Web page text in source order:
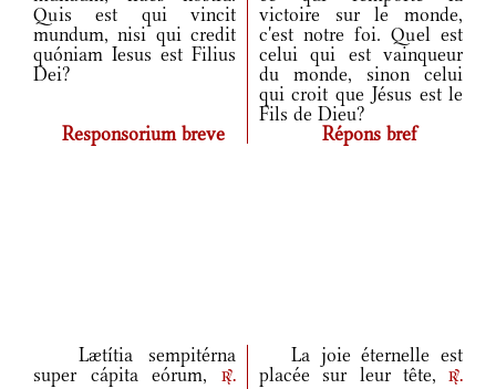
Quis est qui vincit
mundum, nisi qui credit
quóniam Iesus est Filius
Dei?
victoire sur le monde,
c'est notre foi. Quel est
celui qui est vainqueur
du monde, sinon celui
qui croit que Jésus est le
Fils de Dieu?
Responsorium breve
Répons bref
Lætítia sempitérna
super cápita eórum,
r.
La joie éternelle est
placée sur leur tête,
r.